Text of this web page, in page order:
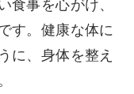
食事を心がけ、
す。健康な体に
に、身体を整え